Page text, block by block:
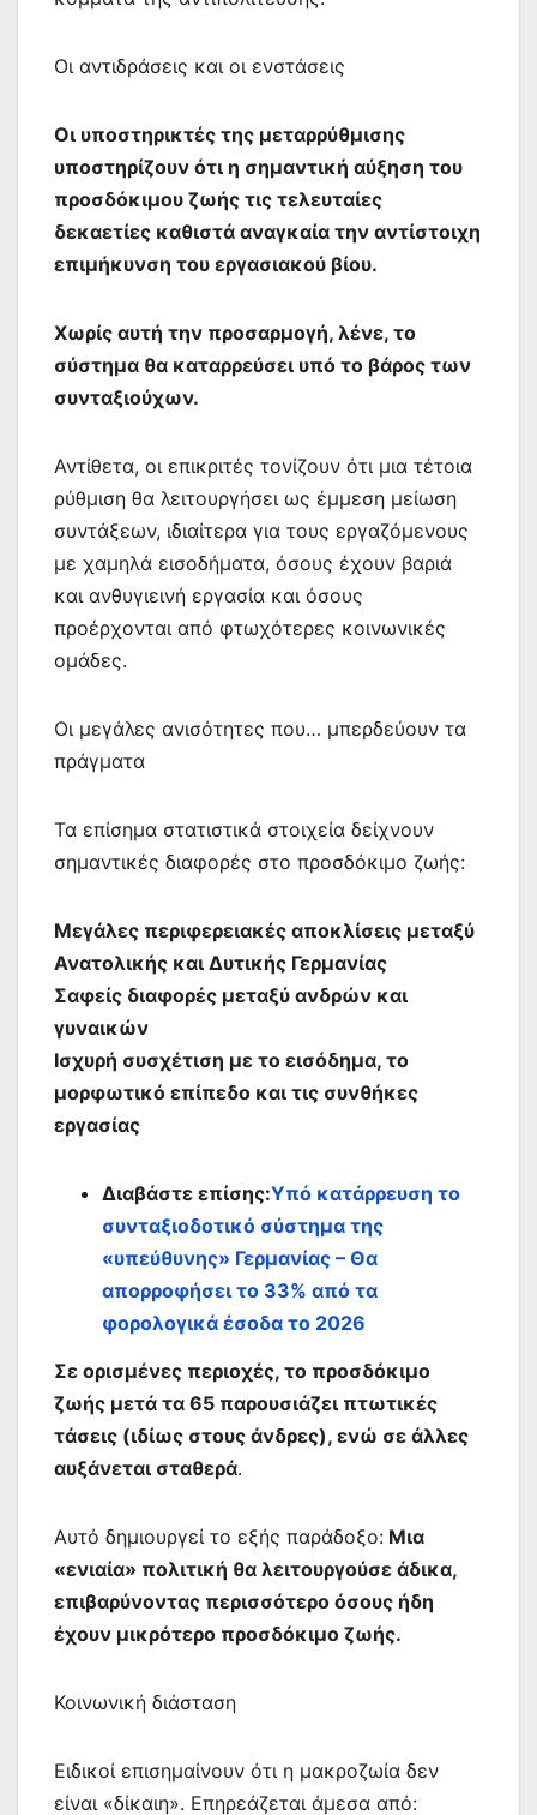
Οι αντιδράσεις και οι ενστάσεις
Οι υποστηρικτές της μεταρρύθμισης
υποστηρίζουν ότι η σημαντική αύξηση του
προσδόκιμου ζωής τις τελευταίες
δεκαετίες καθιστά αναγκαία την αντίστοιχη
επιμήκυνση του εργασιακού βίου.
Χωρίς αυτή την προσαρμογή, λένε, το
σύστημα θα καταρρεύσει υπό το βάρος των
συνταξιούχων.
Αντίθετα, οι επικριτές τονίζουν ότι μια τέτοια
ρύθμιση θα λειτουργήσει ως έμμεση μείωση
συντάξεων, ιδιαίτερα για τους εργαζόμενους
με χαμηλά εισοδήματα, όσους έχουν βαριά
και ανθυγιεινή εργασία και όσους
προέρχονται από φτωχότερες κοινωνικές
ομάδες.
Οι μεγάλες ανισότητες που… μπερδεύουν τα
πράγματα
Τα επίσημα στατιστικά στοιχεία δείχνουν
σημαντικές διαφορές στο προσδόκιμο ζωής:
Μεγάλες περιφερειακές αποκλίσεις μεταξύ
Ανατολικής και Δυτικής Γερμανίας
Σαφείς διαφορές μεταξύ ανδρών και
γυναικών
Ισχυρή συσχέτιση με το εισόδημα, το
μορφωτικό επίπεδο και τις συνθήκες
εργασίας
Διαβάστε επίσης:Υπό κατάρρευση το
συνταξιοδοτικό σύστημα της
«υπεύθυνης» Γερμανίας – Θα
απορροφήσει το 33% από τα
φορολογικά έσοδα το 2026
Σε ορισμένες περιοχές, το προσδόκιμο
ζωής μετά τα 65 παρουσιάζει πτωτικές
τάσεις (ιδίως στους άνδρες), ενώ σε άλλες
αυξάνεται σταθερά.
Αυτό δημιουργεί το εξής παράδοξο: Μια
«ενιαία» πολιτική θα λειτουργούσε άδικα,
επιβαρύνοντας περισσότερο όσους ήδη
έχουν μικρότερο προσδόκιμο ζωής.
Κοινωνική διάσταση
Ειδικοί επισημαίνουν ότι η μακροζωία δεν
είναι «δίκαιη». Επηρεάζεται άμεσα από: